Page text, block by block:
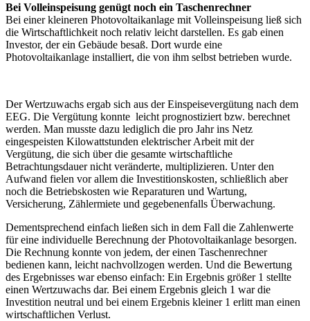
Bei Volleinspeisung genügt noch ein Taschenrechner
Bei einer kleineren Photovoltaikanlage mit Volleinspeisung ließ sich
die Wirtschaftlichkeit noch relativ leicht darstellen. Es gab einen
Investor, der ein Gebäude besaß. Dort wurde eine
Photovoltaikanlage installiert, die von ihm selbst betrieben wurde.
Der Wertzuwachs ergab sich aus der Einspeisevergütung nach dem
EEG. Die Vergütung konnte leicht prognostiziert bzw. berechnet
werden. Man musste dazu lediglich die pro Jahr ins Netz
eingespeisten Kilowattstunden elektrischer Arbeit mit der
Vergütung, die sich über die gesamte wirtschaftliche
Betrachtungsdauer nicht veränderte, multiplizieren. Unter den
Aufwand fielen vor allem die Investitionskosten, schließlich aber
noch die Betriebskosten wie Reparaturen und Wartung,
Versicherung, Zählermiete und gegebenenfalls Überwachung.
Dementsprechend einfach ließen sich in dem Fall die Zahlenwerte
für eine individuelle Berechnung der Photovoltaikanlage besorgen.
Die Rechnung konnte von jedem, der einen Taschenrechner
bedienen kann, leicht nachvollzogen werden. Und die Bewertung
des Ergebnisses war ebenso einfach: Ein Ergebnis größer 1 stellte
einen Wertzuwachs dar. Bei einem Ergebnis gleich 1 war die
Investition neutral und bei einem Ergebnis kleiner 1 erlitt man einen
wirtschaftlichen Verlust.